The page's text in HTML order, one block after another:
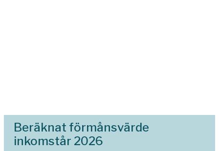
Beräknat förmånsvärde
inkomstår 2026